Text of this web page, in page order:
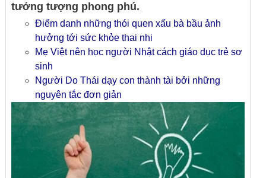
tưởng tượng phong phú.
Điểm danh những thói quen xấu bà bầu ảnh
hưởng tới sức khỏe thai nhi
Mẹ Việt nên học người Nhật cách giáo dục trẻ sơ
sinh
Người Do Thái dạy con thành tài bởi những
nguyên tắc đơn giản